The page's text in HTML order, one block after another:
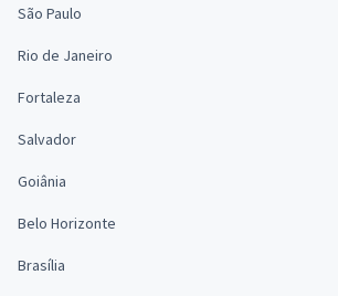
São Paulo
Rio de Janeiro
Fortaleza
Salvador
Goiânia
Belo Horizonte
Brasília